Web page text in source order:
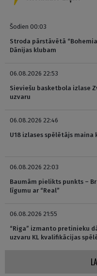
Šodien 00:03
Stroda pārstāvētā
Dānijas klubam
06.08.2026 22:53
Sieviešu basketbola izlase
uzvaru
06.08.2026 22:46
U18 izlases spēlētājs
06.08.2026 22:03
Baumām pielikts punkts –
līgumu ar “Real”
06.08.2026 21:55
“Riga” izmanto pretinieku
uzvaru KL kvalifikācijas